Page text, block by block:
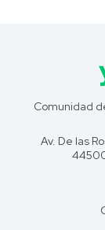
Comunidad
Av. De las